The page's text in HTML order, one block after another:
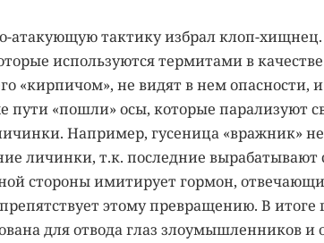
атакующую тактику избрал клоп-хищнец.
используются термитами в
«кирпичом», не видят в нем опасности,
пути «пошли» осы, которые парализуют
Например, гусеница «вражник»
личинки, т.к. последние
стороны имитирует гормон,
этому превращению. В итоге
для отвода глаз злоумышленников и